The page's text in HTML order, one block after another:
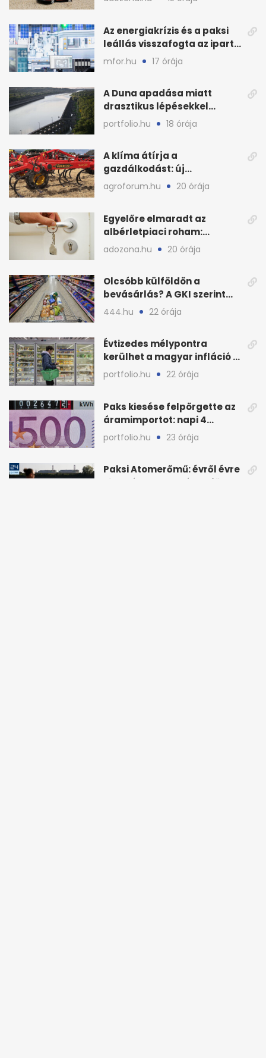
Az energiakrízis és a paksi
leállás visszafogta az ipart,
nyáron kisebb a kár
mfor.hu 17 órája
A Duna apadása miatt
drasztikus lépésekkel
védenék a cernavodăi
atomerőművet
portfolio.hu 18 órája
A klíma átírja a
gazdálkodást: új
megoldásokat keres a
mezőgazdaság
agroforum.hu 20 órája
Egyelőre elmaradt az
albérletpiaci roham:
ennyibe kerülnek a kiadó
adozona.hu 20 órája
Olcsóbb külföldön a
bevásárlás? A GKI szerint
zárkózott a magyar árszint
444.hu 22 órája
Évtizedes mélypontra
kerülhet a magyar infláció a
KSH új adata szerint
portfolio.hu 22 órája
Paks kiesése felpörgette az
áramimportot: napi 4
milliárd forintos számla
portfolio.hu 23 órája
Paksi Atomerőmű: évről évre
kivették a nyereséget, jött a